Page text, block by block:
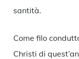
santità.
Come filo
Christi di